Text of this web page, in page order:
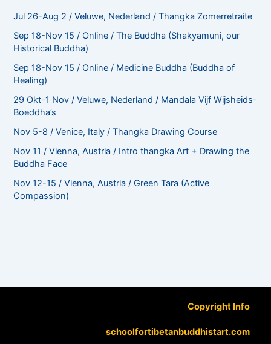
Jul 26-Aug 2 / Veluwe, Nederland / Thangka Zomerretraite
Sep 18-Nov 15 / Online / The Buddha (Shakyamuni, our
Historical Buddha)
Sep 18-Nov 15 / Online / Medicine Buddha (Buddha of
Healing)
29 Okt-1 Nov / Veluwe, Nederland / Mandala Vijf Wijsheids-
Boeddha’s
Nov 5-8 / Venice, Italy / Thangka Drawing Course
Nov 11 / Vienna, Austria / Intro thangka Art + Drawing the
Buddha Face
Nov 12-15 / Vienna, Austria / Green Tara (Active
Compassion)
Copyright Info
schoolfortibetanbuddhistart.com